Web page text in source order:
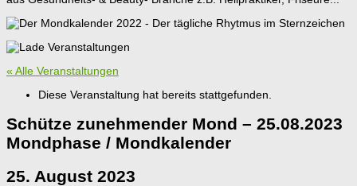
« Alle Veranstaltungen
Diese Veranstaltung hat bereits stattgefunden.
Schütze zunehmender Mond – 25.08.2023
Mondphase / Mondkalender
25. August 2023